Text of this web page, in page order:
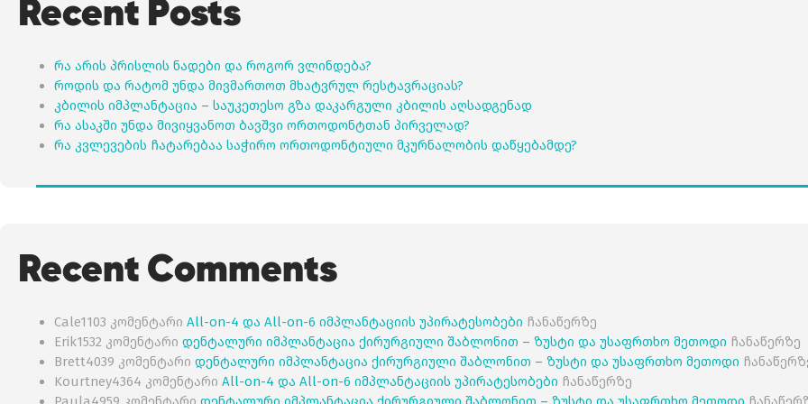
Recent Posts
რა არის პრისლის ნადები და როგორ ვლინდება?
როდის და რატომ უნდა მივმართოთ მხატვრულ რესტავრაციას?
კბილის იმპლანტაცია – საუკეთესო გზა დაკარგული კბილის აღსადგენად
რა ასაკში უნდა მივიყვანოთ ბავშვი ორთოდონტთან პირველად?
რა კვლევების ჩატარებაა საჭირო ორთოდონტიული მკურნალობის დაწყებამდე?
Recent Comments
Cale1103 კომენტარი All-on-4 და All-on-6 იმპლანტაციის უპირატესობები ჩანაწერზე
Erik1532 კომენტარი დენტალური იმპლანტაცია ქირურგიული შაბლონით – ზუსტი და უსაფრთხო მეთოდი ჩანაწერზე
Brett4039 კომენტარი დენტალური იმპლანტაცია ქირურგიული შაბლონით – ზუსტი და უსაფრთხო მეთოდი
Kourtney4364 კომენტარი All-on-4 და All-on-6 იმპლანტაციის უპირატესობები ჩანაწერზე